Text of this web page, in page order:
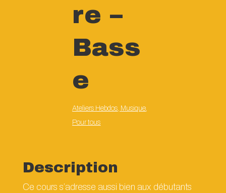
re –
Bass
e
Ateliers Hebdos, Musique,
Pour tous
Description
Ce cours s’adresse aussi bien aux débutants